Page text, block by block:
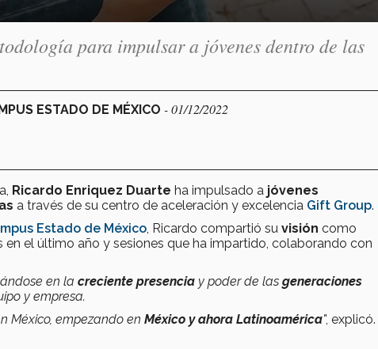
para impulsar a jóvenes dentro de las
ESTADO DE MÉXICO - 01/12/2022
Ricardo Enriquez Duarte ha impulsado a jóvenes
a través de su centro de aceleración y excelencia Gift Group.
Estado de México , Ricardo compartió su visión como
en el último año y sesiones que ha impartido, colaborando con
en la creciente presencia y poder de las generaciones
y empresa.
México, empezando en México y ahora Latinoamérica'', explicó.